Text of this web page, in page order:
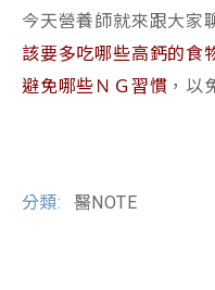
今天營養師就來跟大家
該要多吃哪些高鈣的食
避免哪些ＮＧ習慣 ，以
分類: 醫NOTE